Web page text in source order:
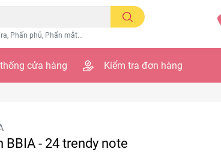
Phấn phủ, Phấn mắt...
cửa hàng Kiểm tra đơn hàng
BBIA - 24 trendy note